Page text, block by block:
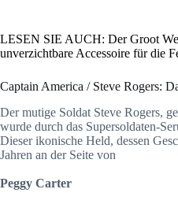
LESEN SIE AUCH: Der Groot
unverzichtbare Accessoire für die
Captain America / Steve Rogers:
Der mutige Soldat Steve Rogers,
wurde durch das Supersoldaten-
Dieser ikonische Held, dessen
Jahren an der Seite von
Peggy Carter